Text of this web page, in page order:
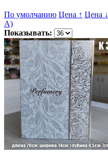
По умолчанию Цена ↑ Цена ↓
A)
Показывать: